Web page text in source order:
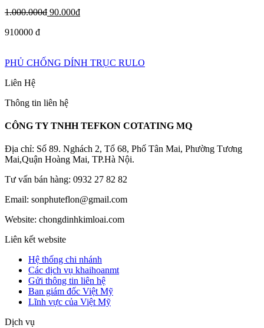
1.000.000đ 90.000đ
910000 đ
PHỦ CHỐNG DÍNH TRỤC RULO
Liên Hệ
Thông tin liên hệ
CÔNG TY TNHH TEFKON COTATING MQ
Địa chỉ: Số 89. Nghách 2, Tổ 68, Phố Tân Mai, Phường Tương
Mai,Quận Hoàng Mai, TP.Hà Nội.
Tư vấn bán hàng: 0932 27 82 82
Email: sonphuteflon@gmail.com
Website: chongdinhkimloai.com
Liên kết website
Hệ thống chi nhánh
Các dịch vụ khaihoanmt
Gửi thông tin liên hệ
Ban giám đốc Việt Mỹ
Lĩnh vực của Việt Mỹ
Dịch vụ